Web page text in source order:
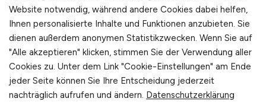
Nachhaltige Karriereplanung mit
Perspektive
Ein beruflicher Neuanfang ist nur dann
erfolgreich, wenn er nachhaltig gestaltet wird.
CARGO.JOBS unterstützt Bewerber dabei,
Website notwendig, während andere Cookies dabei helfen,
Ihnen personalisierte Inhalte und Funktionen anzubieten. Sie
dienen außerdem anonymen Statistikzwecken. Wenn Sie auf
"Alle akzeptieren" klicken, stimmen Sie der Verwendung aller
Cookies zu. Unter dem Link "Cookie-Einstellungen" am Ende
jeder Seite können Sie Ihre Entscheidung jederzeit
nachträglich aufrufen und ändern. Datenschutzerklärung